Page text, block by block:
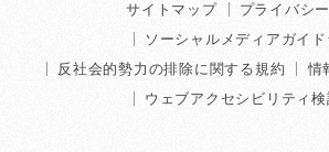
サイトマップ
プライバシ
ソーシャルメディアガイ
反社会的勢力の排除に関する規約
情
ウェブアクセシビリティ